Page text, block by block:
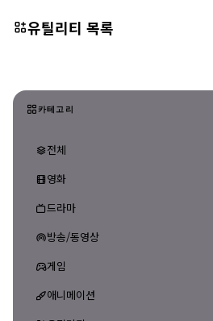
유틸리티 목록
카테고리
전체
영화
드라마
방송/동영상
게임
애니메이션